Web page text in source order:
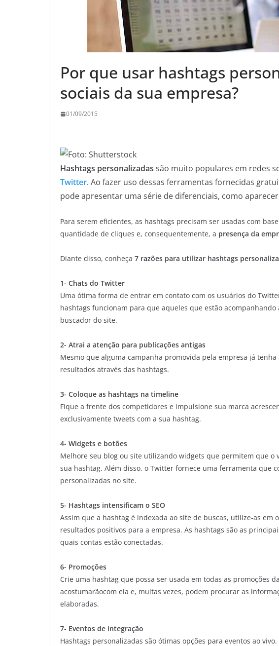
Por que usar hashtags
sociais da sua empresa?
01/09/2015
Hashtags personalizadas são muito populares em redes
Twitter. Ao fazer uso dessas ferramentas fornecidas
pode apresentar uma série de diferenciais, como
Para serem eficientes, as hashtags precisam ser usadas com
quantidade de cliques e, consequentemente, a presença da
Diante disso, conheça 7 razões para utilizar hashtags
1- Chats do Twitter
Uma ótima forma de entrar em contato com os usuários do
hashtags funcionam para que aqueles que estão
buscador do site.
2- Atrai a atenção para publicações antigas
Mesmo que alguma campanha promovida pela empresa já tenha
resultados através das hashtags.
3- Coloque as hashtags na timeline
Fique a frente dos competidores e impulsione sua marca
exclusivamente tweets com a sua hashtag.
4- Widgets e botões
Melhore seu blog ou site utilizando widgets que permitem que o
sua hashtag. Além disso, o Twitter fornece uma ferramenta que
personalizadas no site.
5- Hashtags intensificam o SEO
Assim que a hashtag é indexada ao site de buscas, utilize-as em
resultados positivos para a empresa. As hashtags são as
quais contas estão conectadas.
6- Promoções
Crie uma hashtag que possa ser usada em todas as promoções
acostumarãocom ela e, muitas vezes, podem procurar as
elaboradas.
7- Eventos de integração
Hashtags personalizadas são ótimas opções para eventos ao